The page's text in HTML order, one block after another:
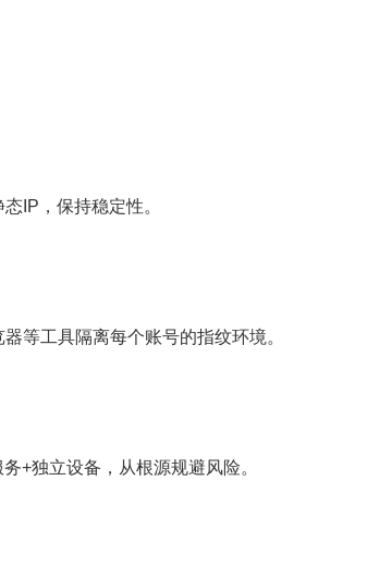
IP，保持稳定性。
工具隔离每个账号的指纹环境。
独立设备，从根源规避风险。